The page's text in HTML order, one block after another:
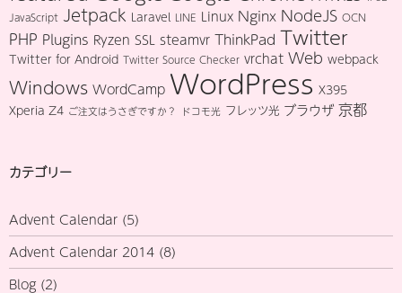
JavaScript Jetpack Laravel LINE Linux Nginx NodeJS OCN
PHP Plugins Ryzen SSL steamvr ThinkPad Twitter
Twitter for Android Twitter Source Checker vrchat Web webpack
Windows WordCamp WordPress X395
Xperia Z4 ご注文はうさぎですか？ ドコモ光 フレッツ光 ブラウザ 京都
カテゴリー
Advent Calendar (5)
Advent Calendar 2014 (8)
Blog (2)